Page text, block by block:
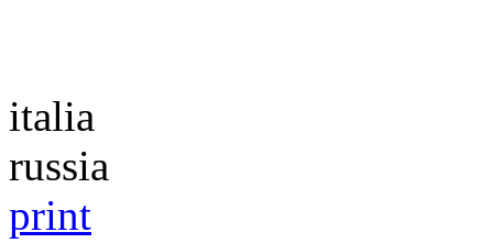
italia
russia
print